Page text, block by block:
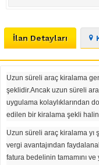
İlan Detayları
Uzun süreli araç kiralama
şeklidir.Ancak uzun süreli
uygulama kolaylıklarından
edilen bir kiralama şekli
Uzun süreli araç kiralama
vergi avantajından
fatura bedelinin tamamını